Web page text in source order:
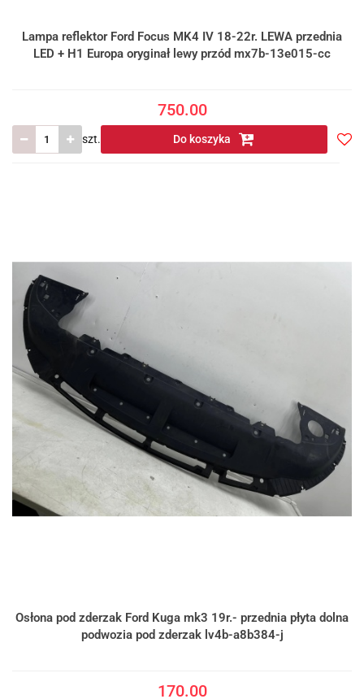
Lampa reflektor Ford Focus MK4 IV 18-22r. LEWA przednia
LED + H1 Europa oryginał lewy przód mx7b-13e015-cc
750.00
szt. Do koszyka
Osłona pod zderzak Ford Kuga mk3 19r.- przednia płyta dolna
podwozia pod zderzak lv4b-a8b384-j
170.00